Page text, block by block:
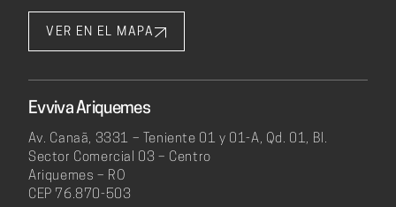
VER EN EL MAPA
Evviva Ariquemes
Av. Canaã, 3331 – Teniente 01 y 01-A, Qd. 01, Bl.
Sector Comercial 03 – Centro
Ariquemes – RO
CEP 76.870-503